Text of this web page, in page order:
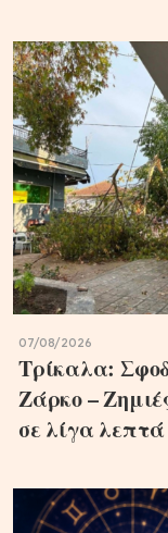
07/08/2026
Τρίκαλα:
Ζάρκο –
σε λίγα λεπτά